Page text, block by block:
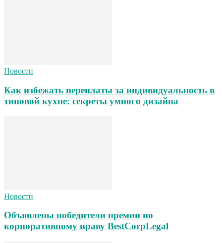
Новости
Как избежать переплаты за индивидуальность в
типовой кухне: секреты умного дизайна
Новости
Объявлены победители премии по
корпоративному праву BestCorpLegal